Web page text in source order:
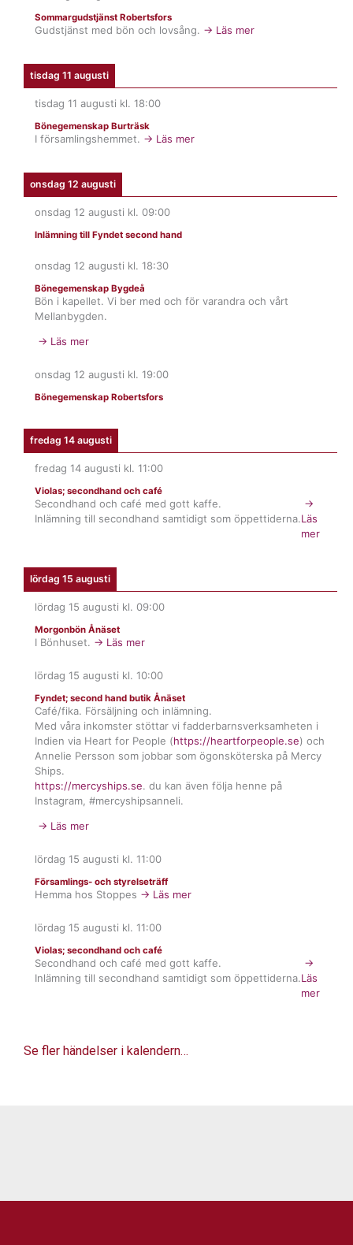
Sommargudstjänst Robertsfors
Gudstjänst med bön och lovsång. → Läs mer
tisdag 11 augusti
tisdag 11 augusti kl. 18:00
Bönegemenskap Burträsk
I församlingshemmet. → Läs mer
onsdag 12 augusti
onsdag 12 augusti kl. 09:00
Inlämning till Fyndet second hand
onsdag 12 augusti kl. 18:30
Bönegemenskap Bygdeå
Bön i kapellet. Vi ber med och för varandra och vårt
Mellanbygden.
→ Läs mer
onsdag 12 augusti kl. 19:00
Bönegemenskap Robertsfors
fredag 14 augusti
fredag 14 augusti kl. 11:00
Violas; secondhand och café
Secondhand och café med gott kaffe.
Inlämning till secondhand samtidigt som öppettiderna.
→
Läs
mer
lördag 15 augusti
lördag 15 augusti kl. 09:00
Morgonbön Ånäset
I Bönhuset. → Läs mer
lördag 15 augusti kl. 10:00
Fyndet; second hand butik Ånäset
Café/fika. Försäljning och inlämning.
Med våra inkomster stöttar vi fadderbarnsverksamheten i
Indien via Heart for People (https://heartforpeople.se) och
Annelie Persson som jobbar som ögonsköterska på Mercy
Ships.
https://mercyships.se. du kan även följa henne på
Instagram, #mercyshipsanneli.
→ Läs mer
lördag 15 augusti kl. 11:00
Församlings- och styrelseträff
Hemma hos Stoppes → Läs mer
lördag 15 augusti kl. 11:00
Violas; secondhand och café
Secondhand och café med gott kaffe.
Inlämning till secondhand samtidigt som öppettiderna.
→
Läs
mer
Se fler händelser i kalendern…